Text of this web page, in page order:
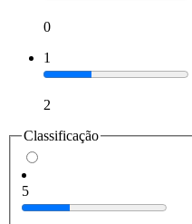
0
1
2
Classificação
5